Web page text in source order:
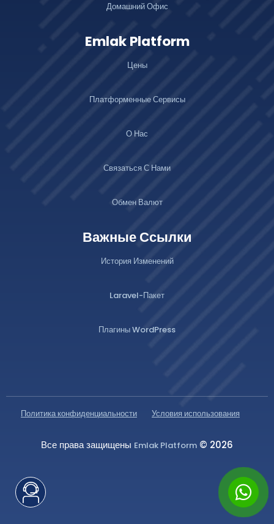
Домашний Офис
Emlak Platform
Цены
Платформенные Сервисы
О Нас
Связаться С Нами
Обмен Валют
Важные Ссылки
История Изменений
Laravel-Пакет
Плагины WordPress
Политика конфиденциальности Условия использования
Все права защищены Emlak Platform © 2026